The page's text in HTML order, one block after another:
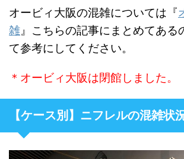
オービィ大阪の混雑については『
雑』こちらの記事にまとめてある
て参考にしてください。
＊オービィ大阪は閉館しました。
【ケース別】ニフレルの混雑状